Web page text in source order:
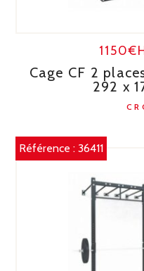
Cage CF 2
292 x
Référence :36411